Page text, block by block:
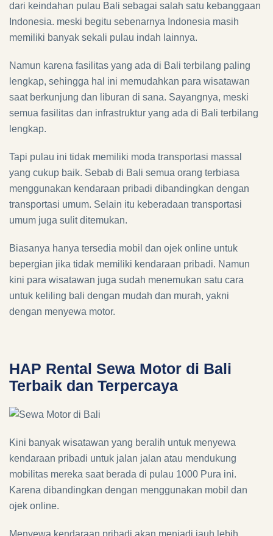
dari keindahan pulau Bali sebagai salah satu kebanggaan
Indonesia. meski begitu sebenarnya Indonesia masih
memiliki banyak sekali pulau indah lainnya.
Namun karena fasilitas yang ada di Bali terbilang paling
lengkap, sehingga hal ini memudahkan para wisatawan
saat berkunjung dan liburan di sana. Sayangnya, meski
semua fasilitas dan infrastruktur yang ada di Bali terbilang
lengkap.
Tapi pulau ini tidak memiliki moda transportasi massal
yang cukup baik. Sebab di Bali semua orang terbiasa
menggunakan kendaraan pribadi dibandingkan dengan
transportasi umum. Selain itu keberadaan transportasi
umum juga sulit ditemukan.
Biasanya hanya tersedia mobil dan ojek online untuk
bepergian jika tidak memiliki kendaraan pribadi. Namun
kini para wisatawan juga sudah menemukan satu cara
untuk keliling bali dengan mudah dan murah, yakni
dengan menyewa motor.
HAP Rental Sewa Motor di Bali
Terbaik dan Terpercaya
Kini banyak wisatawan yang beralih untuk menyewa
kendaraan pribadi untuk jalan jalan atau mendukung
mobilitas mereka saat berada di pulau 1000 Pura ini.
Karena dibandingkan dengan menggunakan mobil dan
ojek online.
Menyewa kendaraan pribadi akan menjadi jauh lebih